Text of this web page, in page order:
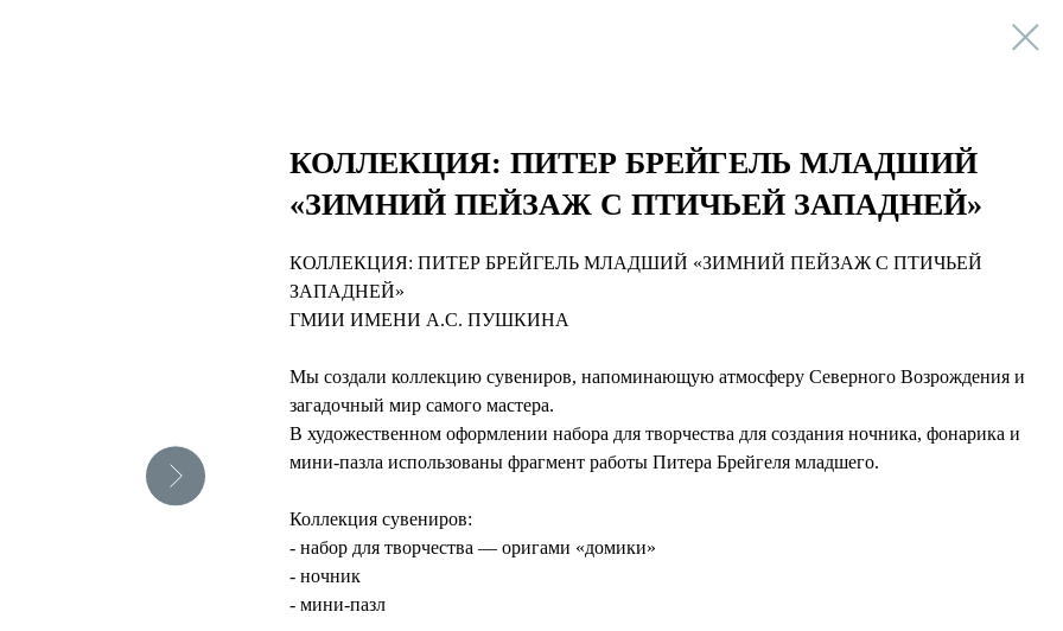
КОЛЛЕКЦИЯ: ПИТЕР БРЕЙГЕЛЬ МЛАДШИЙ
«ЗИМНИЙ ПЕЙЗАЖ С ПТИЧЬЕЙ ЗАПАДНЕЙ»
КОЛЛЕКЦИЯ: ПИТЕР БРЕЙГЕЛЬ МЛАДШИЙ «ЗИМНИЙ ПЕЙЗАЖ С ПТИЧЬЕЙ
ЗАПАДНЕЙ»
ГМИИ ИМЕНИ А.С. ПУШКИНА
Мы создали коллекцию сувениров, напоминающую атмосферу Северного Возрождения и
загадочный мир самого мастера.
В художественном оформлении набора для творчества для создания ночника, фонарика и
мини-пазла использованы фрагмент работы Питера Брейгеля младшего.
Коллекция сувениров:
- набор для творчества — оригами «домики»
- ночник
- мини-пазл